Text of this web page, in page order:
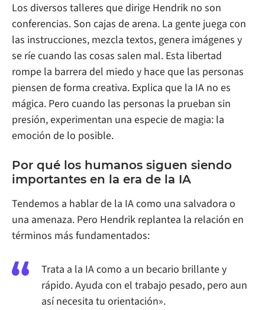
Los diversos talleres que dirige Hendrik no son
conferencias. Son cajas de arena. La gente juega con
las instrucciones, mezcla textos, genera imágenes y
se ríe cuando las cosas salen mal. Esta libertad
rompe la barrera del miedo y hace que las personas
piensen de forma creativa. Explica que la IA no es
mágica. Pero cuando las personas la prueban sin
presión, experimentan una especie de magia: la
emoción de lo posible.
Por qué los humanos siguen siendo
importantes en la era de la IA
Tendemos a hablar de la IA como una salvadora o
una amenaza. Pero Hendrik replantea la relación en
términos más fundamentados:
Trata a la IA como a un becario brillante y
rápido. Ayuda con el trabajo pesado, pero aun
así necesita tu orientación».